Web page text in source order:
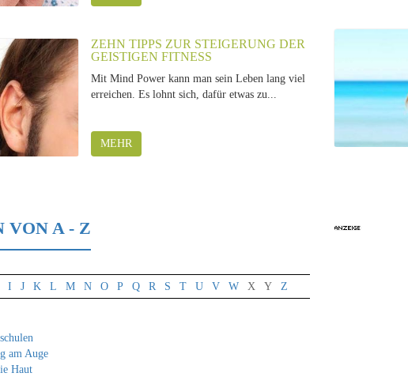
ZEHN TIPPS ZUR STEIGERUNG DER
GEISTIGEN FITNESS
Mit Mind Power kann man sein Leben lang viel
erreichen. Es lohnt sich, dafür etwas zu...
MEHR
VON A - Z
I J K L M N O P Q R S T U V W X Y Z
am Auge
Haut